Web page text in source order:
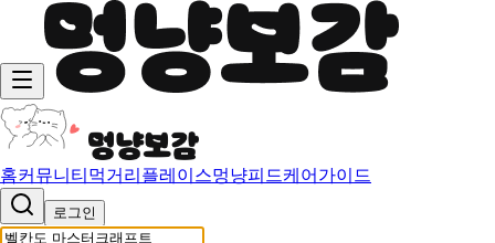
홈커뮤니티 먹거리 플레이스멍냥피드케어가이드
로그인